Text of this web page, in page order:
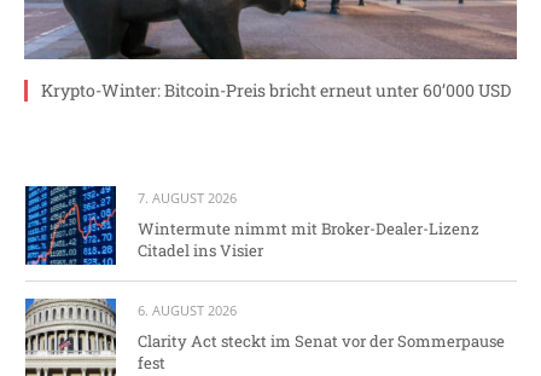
Krypto-Winter: Bitcoin-Preis bricht erneut unter 60’000 USD
7. AUGUST 2026
Wintermute nimmt mit Broker-Dealer-Lizenz
Citadel ins Visier
6. AUGUST 2026
Clarity Act steckt im Senat vor der Sommerpause
fest